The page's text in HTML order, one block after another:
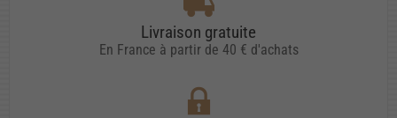
Livraison gratuite
En France à partir de 40 € d'achats